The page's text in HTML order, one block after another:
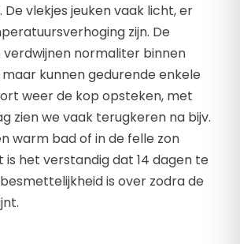
De vlekjes jeuken vaak licht, er
zijn. De
verdwijnen normaliter binnen
kunnen gedurende enkele
weer de kop opsteken, met
zien we vaak terugkeren na bijv.
warm bad of in de felle zon
is het verstandig dat 14 dagen te
is over zodra de